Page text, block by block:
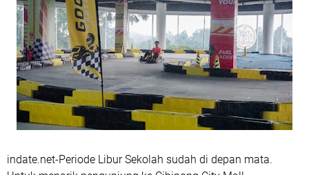
indate.net-Periode Libur Sekolah sudah di depan mata.